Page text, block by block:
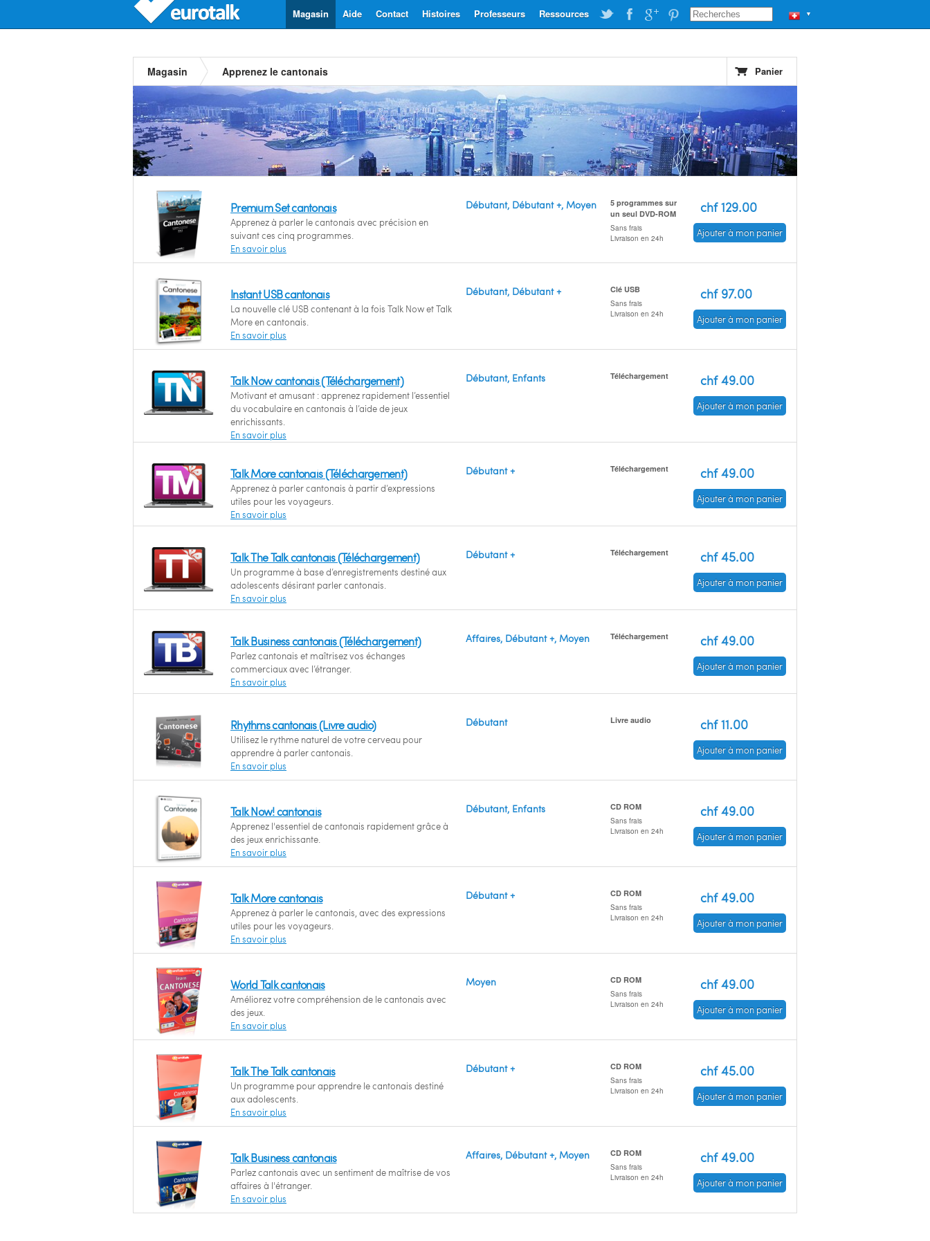
▼
Ressources
Professeurs
Histoires
Contact
Aide
Magasin
Magasin Apprenez le cantonais Panier
Premium Set cantonais
Apprenez à parler le cantonais avec précision en
suivant ces cinq programmes.
En savoir plus
Débutant, Débutant +, Moyen
5 programmes sur
un seul DVD-ROM
Sans frais
Livraison en 24h
chf 129.00
Ajouter à mon panier
Instant USB cantonais
La nouvelle clé USB contenant à la fois Talk Now et Talk
More en cantonais.
En savoir plus
Débutant, Débutant + Clé USB
Sans frais
Livraison en 24h
chf 97.00
Ajouter à mon panier
Talk Now cantonais (Téléchargement)
Motivant et amusant : apprenez rapidement l’essentiel
du vocabulaire en cantonais à l’aide de jeux
enrichissants.
En savoir plus
Débutant, Enfants Téléchargement chf 49.00
Ajouter à mon panier
Talk More cantonais (Téléchargement)
Apprenez à parler cantonais à partir d’expressions
utiles pour les voyageurs.
En savoir plus
Débutant + Téléchargement chf 49.00
Ajouter à mon panier
Talk The Talk cantonais (Téléchargement)
Un programme à base d’enregistrements destiné aux
adolescents désirant parler cantonais.
En savoir plus
Débutant + Téléchargement chf 45.00
Ajouter à mon panier
Talk Business cantonais (Téléchargement)
Parlez cantonais et maîtrisez vos échanges
commerciaux avec l’étranger.
En savoir plus
Affaires, Débutant +, Moyen Téléchargement chf 49.00
Ajouter à mon panier
Rhythms cantonais (Livre audio)
Utilisez le rythme naturel de votre cerveau pour
apprendre à parler cantonais.
En savoir plus
Débutant Livre audio chf 11.00
Ajouter à mon panier
Talk Now! cantonais
Apprenez l'essentiel de cantonais rapidement grâce à
des jeux enrichissante.
En savoir plus
Débutant, Enfants CD ROM
Sans frais
Livraison en 24h
chf 49.00
Ajouter à mon panier
Talk More cantonais
Apprenez à parler le cantonais, avec des expressions
utiles pour les voyageurs.
En savoir plus
Débutant + CD ROM
Sans frais
Livraison en 24h
chf 49.00
Ajouter à mon panier
World Talk cantonais
Améliorez votre compréhension de le cantonais avec
des jeux.
En savoir plus
Moyen CD ROM
Sans frais
Livraison en 24h
chf 49.00
Ajouter à mon panier
Talk The Talk cantonais
Un programme pour apprendre le cantonais destiné
aux adolescents.
En savoir plus
Débutant + CD ROM
Sans frais
Livraison en 24h
chf 45.00
Ajouter à mon panier
Talk Business cantonais
Parlez cantonais avec un sentiment de maîtrise de vos
affaires à l'étranger.
En savoir plus
Affaires, Débutant +, Moyen CD ROM
Sans frais
Livraison en 24h
chf 49.00
Ajouter à mon panier